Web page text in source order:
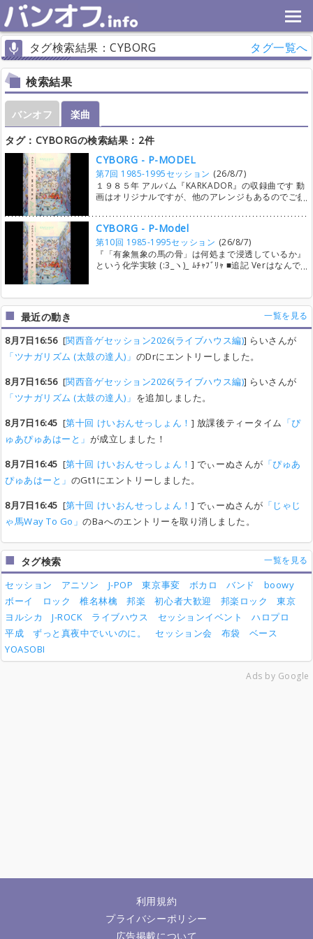
タグ検索結果：CYBORG タグ一覧へ
検索結果
バンオフ
楽曲
タグ：CYBORGの検索結果：2件
CYBORG - P-MODEL
第7回 1985-1995セッション (26/8/7)
１９８５年 アルバム『KARKADOR』の収録曲です 動
画はオリジナルですが、他のアレンジもあるのでご参
CYBORG - P-Model
第10回 1985-1995セッション (26/8/7)
『「有象無象の馬の骨」は何処まで浸透しているか』
という化学実験 (:3_ヽ)_ ﾑﾁｬﾌﾞﾘｬ ■追記 Verはなんで
最近の動き 一覧を見る
8月7日16:56[関西音ゲセッション2026(ライブハウス編)] らいさんが
「ツナガリズム (太鼓の達人)」 のDrにエントリーしました。
8月7日16:56[関西音ゲセッション2026(ライブハウス編)] らいさんが
「ツナガリズム (太鼓の達人)」 を追加しました。
8月7日16:45 [第十回 けいおんせっしょん！ ] 放課後ティータイム 「ぴ
ゅあぴゅあはーと」 が成立しました！
8月7日16:45 [第十回 けいおんせっしょん！ ] でぃーぬさんが 「ぴゅあ
ぴゅあはーと」 のGt1にエントリーしました。
8月7日16:45 [第十回 けいおんせっしょん！ ] でぃーぬさんが 「じゃじ
ゃ馬Way To Go」のBaへのエントリーを取り消しました。
タグ検索 一覧を見る
セッション アニソン J-POP 東京事変 ボカロ バンド
boowy
ボーイ
ロック 椎名林檎 邦楽 初心者大歓迎 邦楽ロック
東京
ヨルシカ
J-ROCK ライブハウス セッションイベント
ハロプロ
平成
ずっと真夜中でいいのに。 セッション会 布袋
ベース
YOASOBI
Ads by Google
利用規約
プライバシーポリシー
広告掲載について